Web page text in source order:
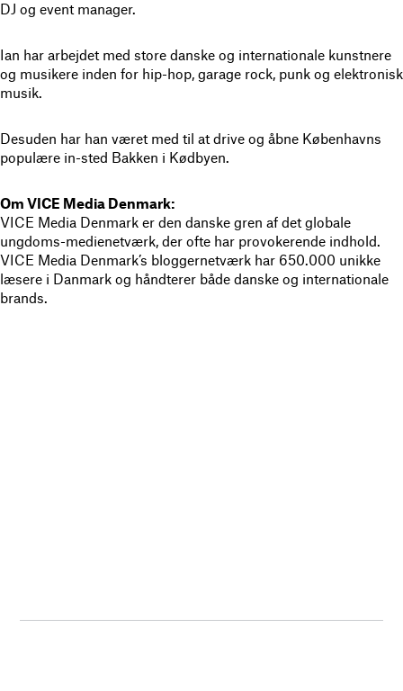
DJ og event manager.
Ian har arbejdet med store danske og internationale kunstnere
og musikere inden for hip-hop, garage rock, punk og elektronisk
musik.
Desuden har han været med til at drive og åbne Københavns
populære in-sted Bakken i Kødbyen.
Om VICE Media Denmark:
VICE Media Denmark er den danske gren af det globale
ungdoms-medienetværk, der ofte har provokerende indhold.
VICE Media Denmark’s bloggernetværk har 650.000 unikke
læsere i Danmark og håndterer både danske og internationale
brands.